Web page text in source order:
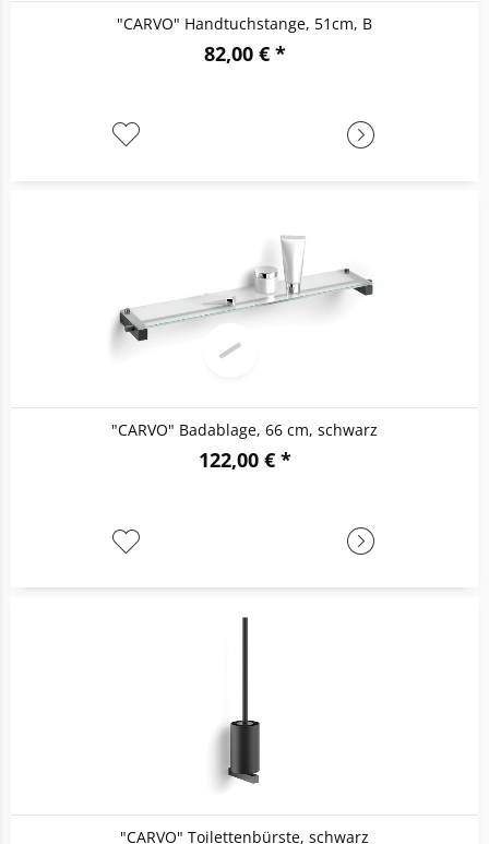
"CARVO" Handtuchstange, 51cm, B
82,00 € *
"CARVO" Badablage, 66 cm, schwarz
122,00 € *
"CARVO" Toilettenbürste, schwarz